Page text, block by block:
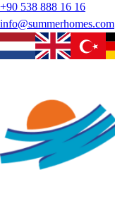
+90 538 888 16 16
info@summerhomes.com